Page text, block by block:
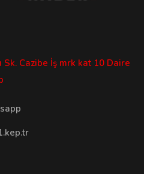
Sk. Cazibe İş mrk kat 10 Daire